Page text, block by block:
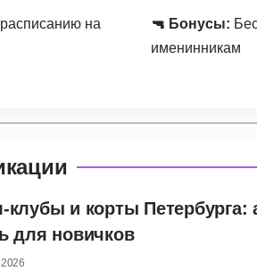
на
🔫 Бонусы:
именинникам
клубы и корты Петербурга:
для новичков